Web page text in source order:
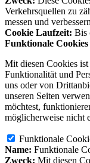
Verkehrsquellen zu
messen und
Cookie Laufzeit: Bis
Funktionale Cookies
Mit diesen Cookies
Funktionalität und
uns oder von
unseren Seiten
möchtest,
möglicherweise nicht
Funktionale
Name: Funktionale
Zweck: Mit diesen